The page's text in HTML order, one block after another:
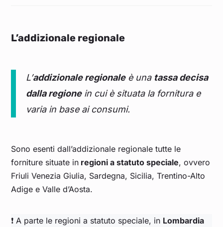
L’addizionale regionale
L’addizionale regionaleè una tassa decisa
dalla regionein cui è situata la fornitura e
varia in base ai consumi.
Sono esenti dall’addizionale regionale tutte le
forniture situate in regioni a statuto speciale, ovvero
Friuli Venezia Giulia, Sardegna, Sicilia, Trentino-Alto
Adige e Valle d’Aosta.
❗ A parte le regioni a statuto speciale, in Lombardia